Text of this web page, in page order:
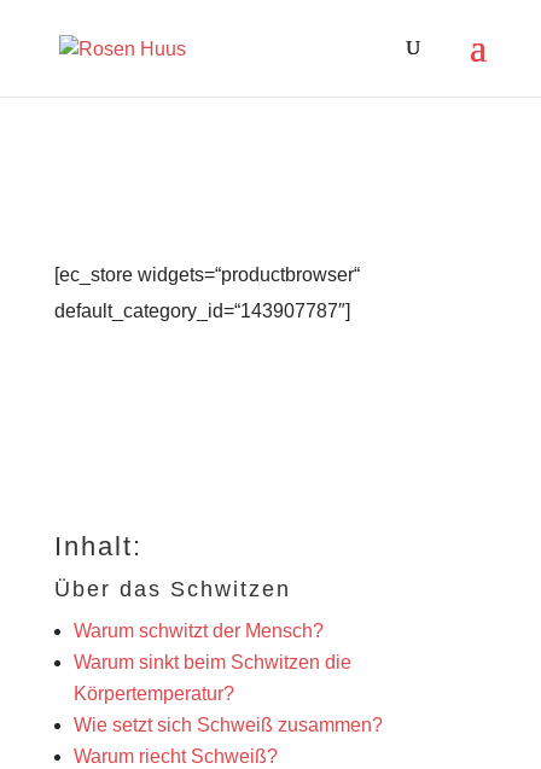
[ec_store widgets=“productbrowser“
default_category_id=“143907787″]
Inhalt:
Über das Schwitzen
Warum schwitzt der Mensch?
Warum sinkt beim Schwitzen die
Körpertemperatur?
Wie setzt sich Schweiß zusammen?
Warum riecht Schweiß?